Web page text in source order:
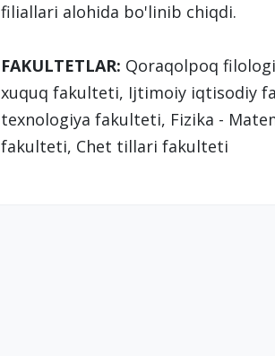
filiallari alohida bo'linib chiqdi.
FAKULTETLAR: Qoraqolpoq
xuquq fakulteti, Ijtimoiy iqtisodiy
texnologiya fakulteti, Fizika -
fakulteti, Chet tillari fakulteti